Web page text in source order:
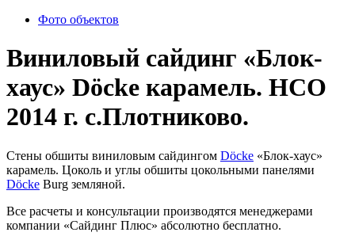
Фото объектов
Виниловый сайдинг «Блок-
хаус» Döcke карамель. НСО
2014 г. с.Плотниково.
Стены обшиты виниловым сайдингом Döcke «Блок-хаус»
карамель. Цоколь и углы обшиты цокольными панелями
Döcke Burg земляной.
Все расчеты и консультации производятся менеджерами
компании «Сайдинг Плюс» абсолютно бесплатно.